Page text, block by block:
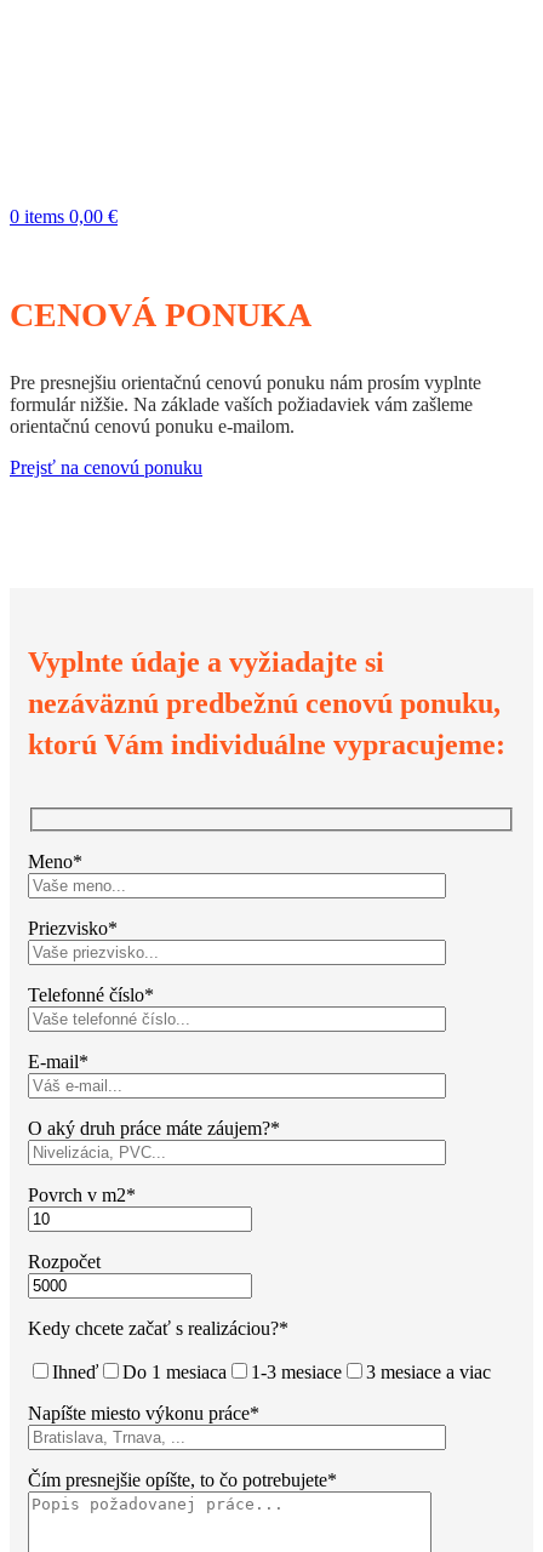
0 items 0,00 €
CENOVÁ PONUKA
Pre presnejšiu orientačnú cenovú ponuku nám prosím vyplnte
formulár nižšie. Na základe vaších požiadaviek vám zašleme
orientačnú cenovú ponuku e-mailom.
Prejsť na cenovú ponuku
Vyplnte údaje a vyžiadajte si
nezáväznú predbežnú cenovú ponuku,
ktorú Vám individuálne vypracujeme:
Meno*
Priezvisko*
Telefonné číslo*
E-mail*
O aký druh práce máte záujem?*
Povrch v m2*
Rozpočet
Kedy chcete začať s realizáciou?*
Ihneď Do 1 mesiaca 1-3 mesiace
3 mesiace a viac
Napíšte miesto výkonu práce*
Čím presnejšie opíšte, to čo potrebujete*